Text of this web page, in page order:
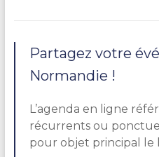
Partagez votre
Normandie !
L’agenda en ligne
récurrents ou
pour objet principal le